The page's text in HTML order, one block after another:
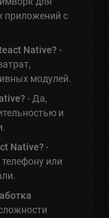
приложений с
Native?-
модулей.
- Да,
и
Native?-
или